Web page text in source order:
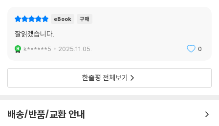
- 고든콘웰 신학교, 달라스 신학교, 덴버 신학교, 리폼드 신학교, 바이올라
대학교, 탈봇 신학교, 트리니티 복음주의 신학교, 서던 뱁티스트 신학교,
College of Theology) 등 유수의 대학에서 교재로 사용
- 프랑스어, 독일어, 스페인어, 아랍어, 중국어 등 전 세계 19개 이상의 언
- 창조론과 진화론, 삼위일체론, 은사론, 종말론 등 최근의 주요 복음주의
신학 논제 반영
eBook 구매
잘읽겠습니다.
k******5 2025.11.05. 0
한줄평 전체보기
배송/반품/교환 안내